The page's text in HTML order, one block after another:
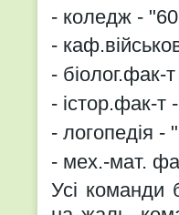
- коледж -
-
- біолог.фак-
- істор.фак-т
- логопедія -
- мех.-мат.
Усі команди